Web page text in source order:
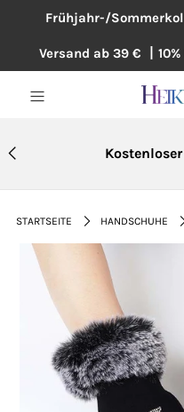
Frühjahr-/
Versand ab 39 € 丨
STARTSEITE HANDSCHUHE
ÜBERGRÖßE
HOSEN
ACCESSOIRES
BAUMWOLLE UND LEINEN
TOPSELLER
Einloggen oder Konto erstellen